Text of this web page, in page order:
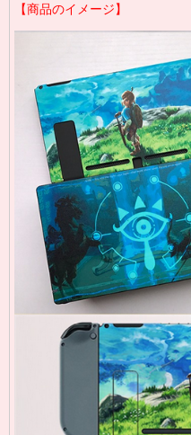
【商品のイメージ】